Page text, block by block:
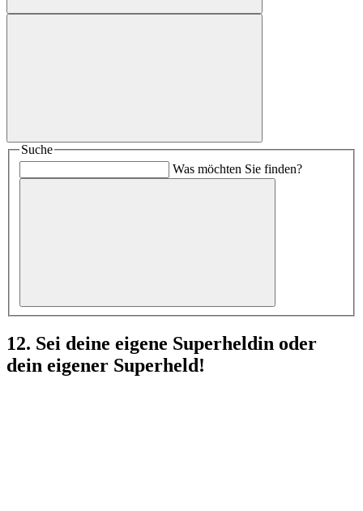
Suche
Was möchten Sie finden?
12. Sei deine eigene Superheldin oder
dein eigener Superheld!